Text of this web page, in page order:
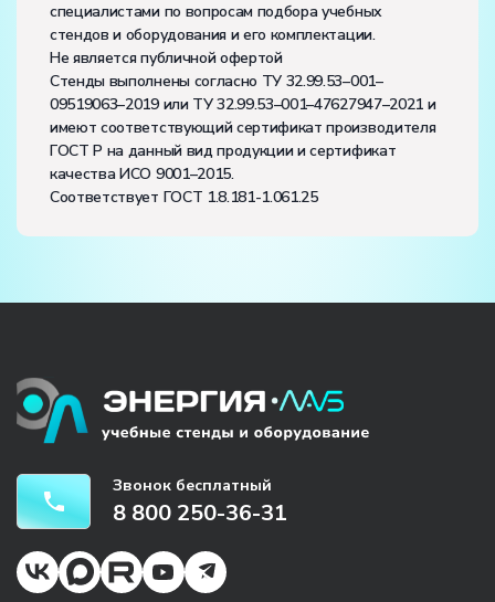
специалистами по вопросам подбора учебных
стендов и оборудования и его комплектации.
Не является публичной офертой
Стенды выполнены согласно ТУ 32.99.53–001–
09519063–2019 или ТУ 32.99.53–001–47627947–2021 и
имеют соответствующий сертификат производителя
ГОСТ Р на данный вид продукции и сертификат
качества ИСО 9001–2015.
Соответствует ГОСТ 1.8.181-1.061.25
Звонок бесплатный
8 800 250-36-31